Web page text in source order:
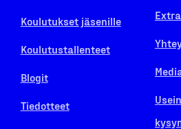
Koulutukset jäsenille
Koulutustallenteet
Blogit
Tiedotteet